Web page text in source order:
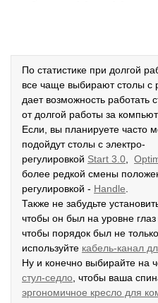
По статистике при долгой
все чаще выбирают столы с
дает возможность работать
от долгой работы за
Если, вы планируете часто
подойдут столы с электро-
регулировкой Start 3.0
более редкой смены
регулировкой - Handle
Также не забудьте
чтобы он был на уровне
чтобы порядок был не
используйте кабель-канал
Ну и конечно выбирайте на
стул-седло , чтобы ваша
эргономичное кресло для